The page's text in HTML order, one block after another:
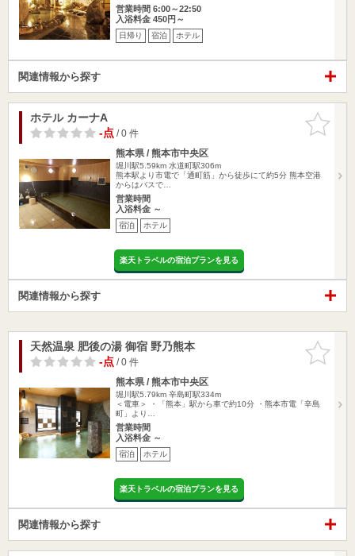
営業時間 6:00～22:50
入浴料金 450円～
日帰り 宿泊 ホテル
関連情報から探す
お気に入
りに追加
ホテル カーナA
-点/ 0 件
熊本県 / 熊本市中央区
堀川駅5.59km 水道町駅306m
熊本駅より市電で「通町筋」から徒歩にて約5分 熊本空港
からはバスで…
営業時間
入浴料金 ～
宿泊 ホテル
楽天トラベルの宿泊プランを見る
関連情報から探す
お気に入
りに追加
天然温泉 肥後の湯 御宿 野乃熊本
-点/ 0 件
熊本県 / 熊本市中央区
堀川駅5.79km 辛島町駅334m
＜電車＞ ・「熊本」駅から車で約10分 ・熊本市電「辛島
町」より…
営業時間
入浴料金 ～
宿泊 ホテル
楽天トラベルの宿泊プランを見る
関連情報から探す